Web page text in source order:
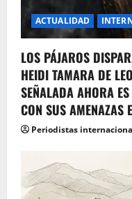
ACTUALIDAD
LOS PÁJAROS
HEIDI TAMARA DE
SEÑALADA AHORA
CON SUS AMENAZAS
Periodistas